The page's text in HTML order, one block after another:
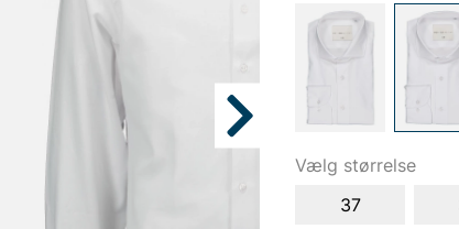
Vælg størrelse
37